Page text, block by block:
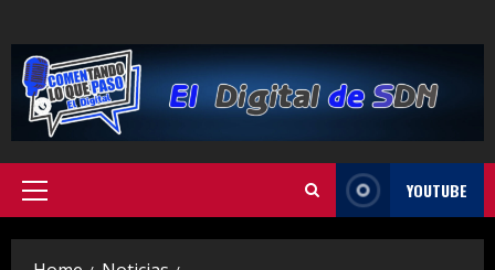
to
content
Primary
YOUTUBE